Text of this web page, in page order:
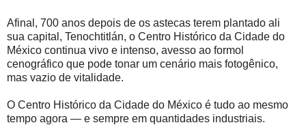
Afinal, 700 anos depois de os astecas terem plantado ali
sua capital, Tenochtitlán, o Centro Histórico da Cidade do
México continua vivo e intenso, avesso ao formol
cenográfico que pode tonar um cenário mais fotogênico,
mas vazio de vitalidade.
O Centro Histórico da Cidade do México é tudo ao mesmo
tempo agora — e sempre em quantidades industriais.